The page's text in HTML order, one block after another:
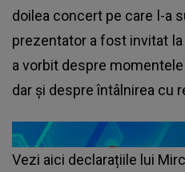
doilea concert pe care l-a
prezentator a fost invitat la
a vorbit despre
dar și despre întâlnirea cu
Vezi aici declarațiile lui